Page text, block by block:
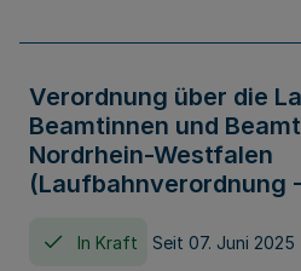
Verordnung über die
Beamtinnen und
Nordrhein-Westfalen
(Laufbahnverordnung
In Kraft Seit 07. Juni 2025